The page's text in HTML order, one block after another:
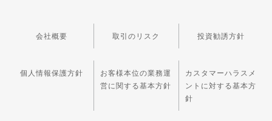
会社概要 取引のリスク 投資勧誘方針
個人情報保護方針
お客様本位の業務運
営に関する基本方針
カスタマーハラスメ
ントに対する基本方
針